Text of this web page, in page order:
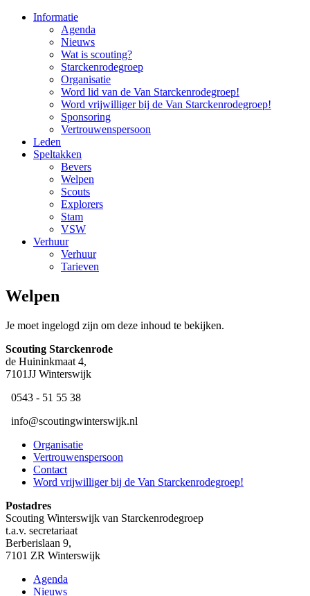
Informatie
Agenda
Nieuws
Wat is scouting?
Starckenrodegroep
Organisatie
Word lid van de Van Starckenrodegroep!
Word vrijwilliger bij de Van Starckenrodegroep!
Sponsoring
Vertrouwenspersoon
Leden
Speltakken
Bevers
Welpen
Scouts
Explorers
Stam
VSW
Verhuur
Verhuur
Tarieven
Welpen
Je moet ingelogd zijn om deze inhoud te bekijken.
Scouting ​Starckenrode
de Huininkmaat 4,
7101JJ Winterswijk
​ 0543 - 51 55 38
​ ​info@scoutingwinterswijk.nl
Organisatie
Vertrouwenspersoon
Contact
Word vrijwilliger bij de Van Starckenrodegroep!
Postadres
Scouting Winterswijk van Starckenrodegroep
t.a.v. secretariaat
Berberislaan 9,
7101 ZR Winterswijk
Agenda
Nieuws